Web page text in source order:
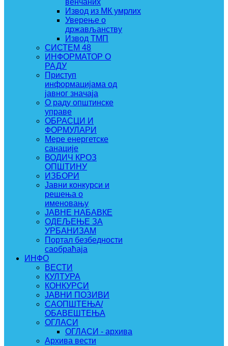
венчаних
Извод из МК умрлих
Уверење о
држављанству
Извод ТМП
СИСТЕМ 48
ИНФОРМАТОР О
РАДУ
Приступ
информацијама од
јавног значаја
О раду општинске
управе
ОБРАСЦИ И
ФОРМУЛАРИ
Мере енергетске
санације
ВОДИЧ КРОЗ
ОПШТИНУ
ИЗБОРИ
Јавни конкурси и
решења о
именовању
ЈАВНЕ НАБАВКЕ
ОДЕЉЕЊЕ ЗА
УРБАНИЗАМ
Портал безбедности
саобраћаја
ИНФО
ВЕСТИ
КУЛТУРА
КОНКУРСИ
ЈАВНИ ПОЗИВИ
САОПШТЕЊА/
ОБАВЕШТЕЊА
ОГЛАСИ
ОГЛАСИ - архива
Архива вести